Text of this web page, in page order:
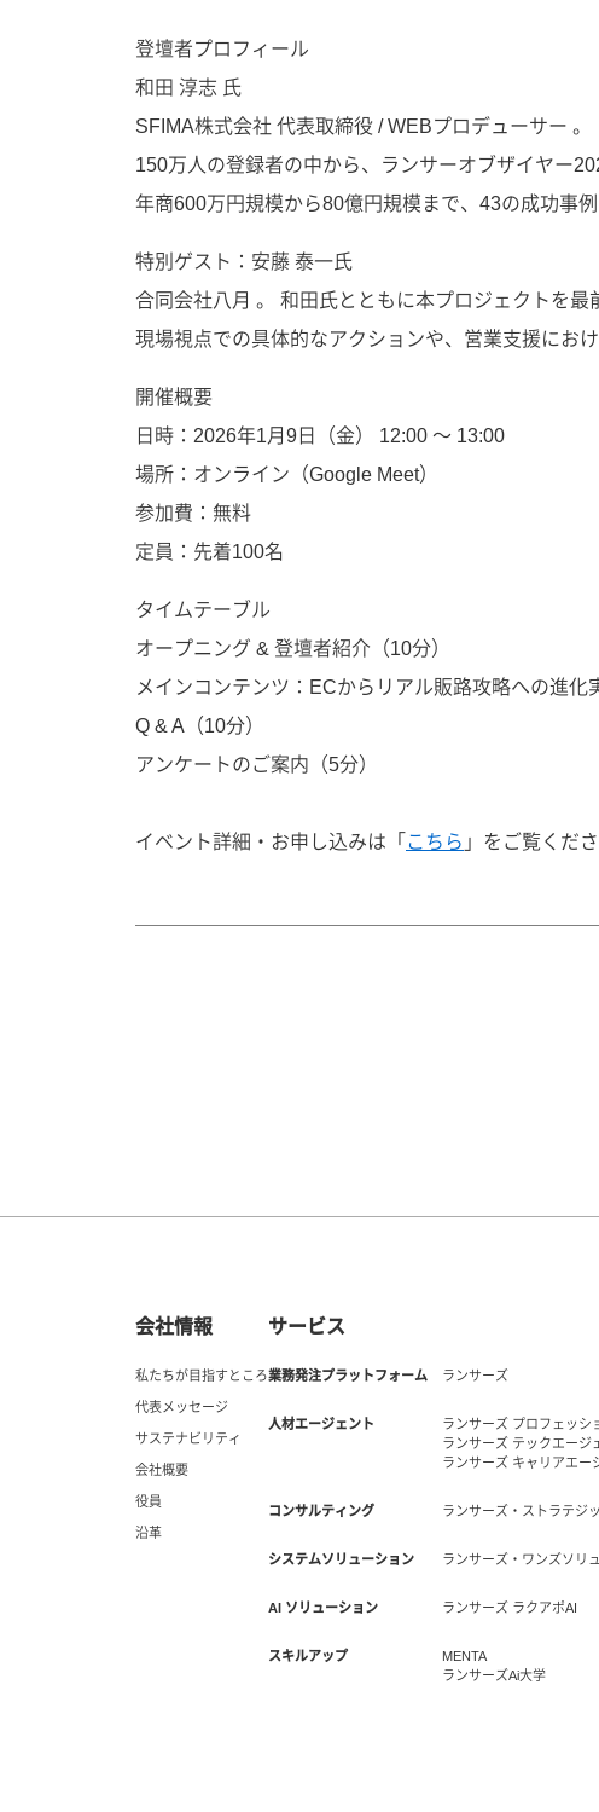
登壇者プロフィール
和田 淳志 氏
SFIMA株式会社 代表取締役 / WEBプロデューサー 。
150万人の登録者の中から、ランサーオブザイヤー
年商600万円規模から80億円規模まで、43の成功事
特別ゲスト：安藤 泰一氏
合同会社八月 。 和田氏とともに本プロジェクトを最
現場視点での具体的なアクションや、営業支援にお
開催概要
日時：2026年1月9日（金） 12:00 〜 13:00
場所：オンライン（Google Meet）
参加費：無料
定員：先着100名
タイムテーブル
オープニング & 登壇者紹介（10分）
メインコンテンツ：ECからリアル販路攻略への進化
Q & A（10分）
アンケートのご案内（5分）
イベント詳細・お申し込みは「 こちら 」をご覧くださ
会社情報
私たちが目指すところ
代表メッセージ
サステナビリティ
会社概要
役員
沿革
サービス
業務発注プラットフォーム ランサーズ
人材エージェント
ランサーズ プロフェッシ
ランサーズ テックエージ
ランサーズ キャリアエー
コンサルティング ランサーズ・ストラテジ
システムソリューション ランサーズ・ワンズソリ
AI ソリューション ランサーズ ラクアポAI
スキルアップ
MENTA
ランサーズAi大学